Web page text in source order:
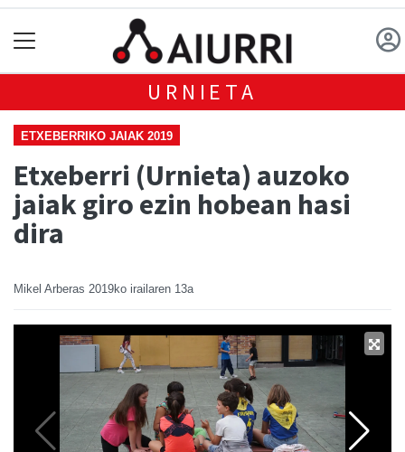
URNIETA
ETXEBERRIKO JAIAK 2019
Etxeberri (Urnieta) auzoko
jaiak giro ezin hobean hasi
dira
Mikel Arberas 2019ko irailaren 13a